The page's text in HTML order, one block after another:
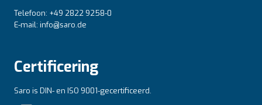
Telefoon: +49 2822 9258-0
E-mail: info@saro.de
Certificering
Saro is DIN- en ISO 9001-gecertificeerd.